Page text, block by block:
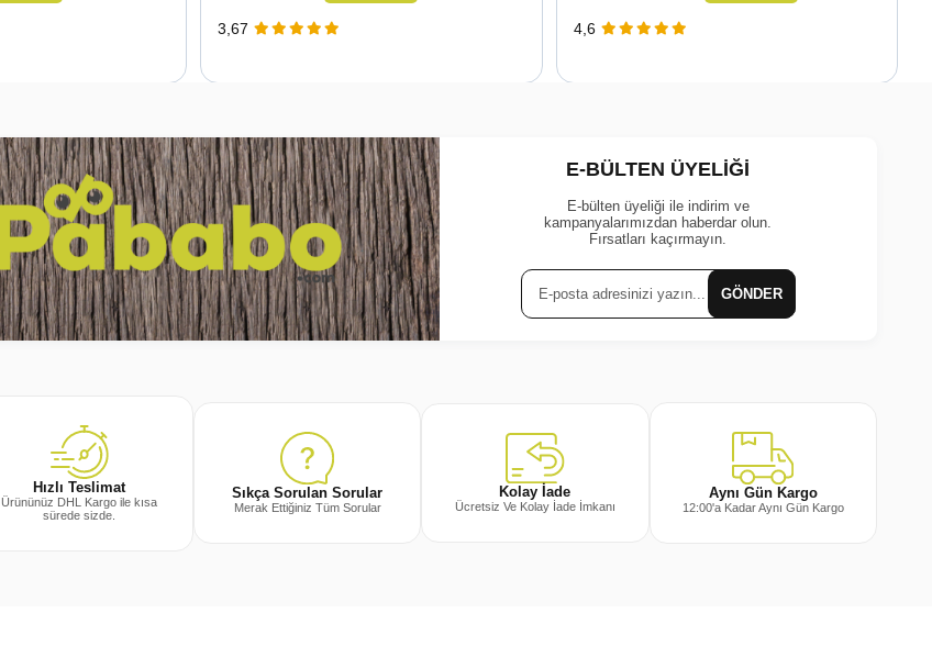
3,67 4,6
E-BÜLTEN ÜYELİĞİ
E-bülten üyeliği ile indirim ve
kampanyalarımızdan haberdar olun.
Fırsatları kaçırmayın.
GÖNDER
Hızlı Teslimat
Ürününüz DHL Kargo ile kısa
sürede sizde.
Sıkça Sorulan Sorular
Merak Ettiğiniz Tüm Sorular
Kolay İade
Ücretsiz Ve Kolay İade İmkanı
Aynı Gün Kargo
12:00'a Kadar Aynı Gün Kargo